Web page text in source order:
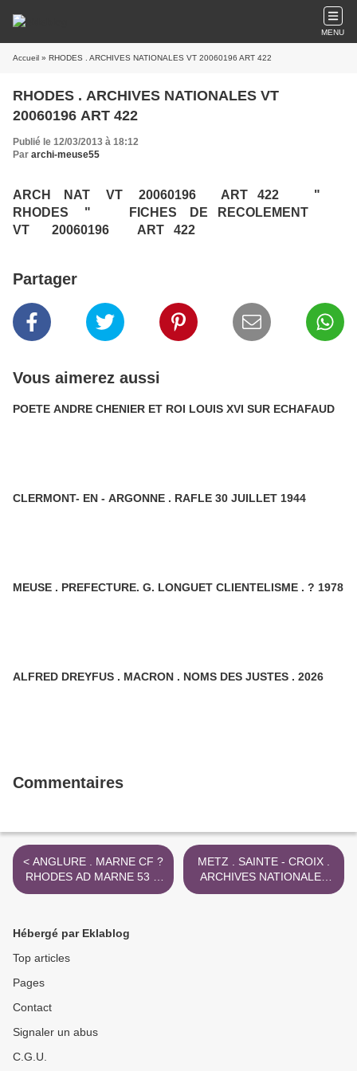
MENU
Accueil » RHODES . ARCHIVES NATIONALES VT 20060196 ART 422
RHODES . ARCHIVES NATIONALES VT
20060196 ART 422
Publié le 12/03/2013 à 18:12
Par archi-meuse55
ARCH NAT VT 20060196 ART 422 "
RHODES " FICHES DE RECOLEMENT
VT 20060196 ART 422
Partager
Vous aimerez aussi
POETE ANDRE CHENIER ET ROI LOUIS XVI SUR ECHAFAUD
CLERMONT- EN - ARGONNE . RAFLE 30 JUILLET 1944
MEUSE . PREFECTURE. G. LONGUET CLIENTELISME . ? 1978
ALFRED DREYFUS . MACRON . NOMS DES JUSTES . 2026
Commentaires
< ANGLURE . MARNE CF ?
RHODES AD MARNE 53 H
7
METZ . SAINTE - CROIX .
ARCHIVES NATIONALES
VT 20060196 ART 422 >
Hébergé par Eklablog
Top articles
Pages
Contact
Signaler un abus
C.G.U.